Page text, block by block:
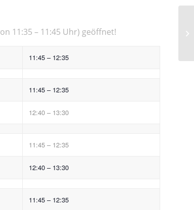
11:35 – 11:45 Uhr) geöffnet!
11:45 – 12:35
11:45 – 12:35
12:40 – 13:30
11:45 – 12:35
12:40 – 13:30
11:45 – 12:35